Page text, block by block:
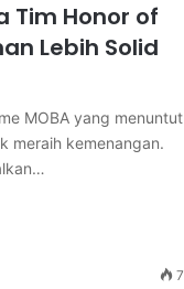
Tim Honor of
Lebih Solid
MOBA yang menuntut
meraih kemenangan.
7